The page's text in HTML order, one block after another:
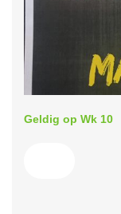
Geldig op Wk 10